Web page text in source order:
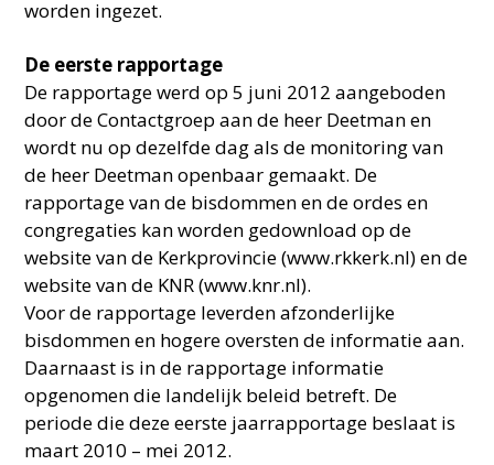
worden ingezet.
De eerste rapportage
De rapportage werd op 5 juni 2012 aangeboden
door de Contactgroep aan de heer Deetman en
wordt nu op dezelfde dag als de monitoring van
de heer Deetman openbaar gemaakt. De
rapportage van de bisdommen en de ordes en
congregaties kan worden gedownload op de
website van de Kerkprovincie (www.rkkerk.nl) en de
website van de KNR (www.knr.nl).
Voor de rapportage leverden afzonderlijke
bisdommen en hogere oversten de informatie aan.
Daarnaast is in de rapportage informatie
opgenomen die landelijk beleid betreft. De
periode die deze eerste jaarrapportage beslaat is
maart 2010 – mei 2012.